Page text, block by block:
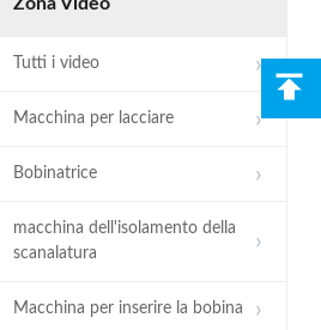
Intermedio bobina Former Machine
per 170-260 mm statore OD
Tutti i video
Macchina per lacciare
Bobinatrice
macchina dell'isolamento della
scanalatura
Macchina per inserire la bobina